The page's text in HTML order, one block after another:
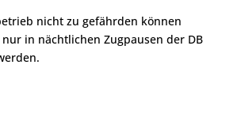
nicht zu gefährden können
in nächtlichen Zugpausen der DB